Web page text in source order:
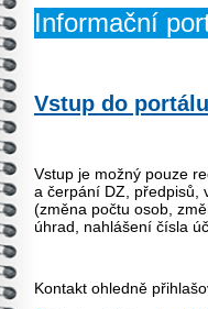
Informační
Vstup do
Vstup je možný pouze
a čerpání DZ, předpisů,
(změna počtu osob,
úhrad, nahlášení čísla
Kontakt ohledně